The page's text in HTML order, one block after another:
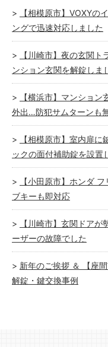
【相模原市】VOXYの
ングで迅速対応しました
【川崎市】夜の玄関
ンション玄関を解錠しま
【横浜市】マンショ
外出…防犯サムターンも
【相模原市】室内扉
ックの面付補助錠を設置
【小田原市】ホンダ
ブキーも即対応
【川崎市】玄関ドア
ーザーの故障でした
新年のご挨拶 ＆ 【座
解錠・鍵交換事例